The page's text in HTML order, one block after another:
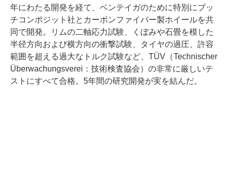
年にわたる開発を経て、ベンテイガのために特別にブッ
チコンポジット社とカーボンファイバー製ホイールを共
同で開発。リムの二軸応力試験、くぼみや石畳を模した
半径方向および横方向の衝撃試験、タイヤの過圧、許容
範囲を超える過大なトルク試験など、TÜV（Technischer
Überwachungsverei：技術検査協会）の非常に厳しいテ
ストにすべて合格。5年間の研究開発が実を結んだ。